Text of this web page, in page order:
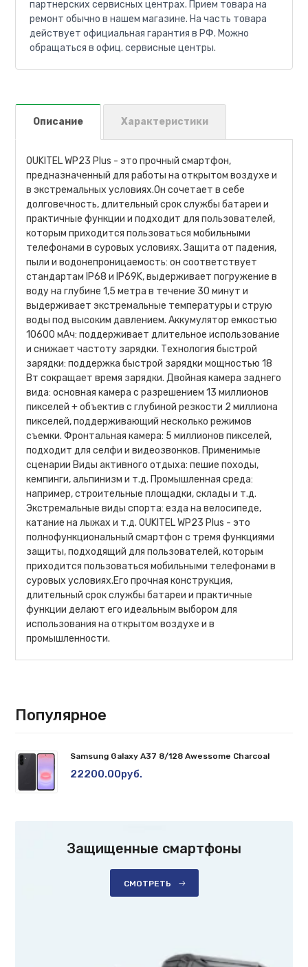
партнерских сервисных центрах. Прием товара на
ремонт обычно в нашем магазине. На часть товара
действует официальная гарантия в РФ. Можно
обращаться в офиц. сервисные центры.
Описание Характеристики
OUKITEL WP23 Plus - это прочный смартфон,
предназначенный для работы на открытом воздухе и
в экстремальных условиях.Он сочетает в себе
долговечность, длительный срок службы батареи и
практичные функции и подходит для пользователей,
которым приходится пользоваться мобильными
телефонами в суровых условиях. Защита от падения,
пыли и водонепроницаемость: он соответствует
стандартам IP68 и IP69K, выдерживает погружение в
воду на глубине 1,5 метра в течение 30 минут и
выдерживает экстремальные температуры и струю
воды под высоким давлением. Аккумулятор емкостью
10600 мАч: поддерживает длительное использование
и снижает частоту зарядки. Технология быстрой
зарядки: поддержка быстрой зарядки мощностью 18
Вт сокращает время зарядки. Двойная камера заднего
вида: основная камера с разрешением 13 миллионов
пикселей + объектив с глубиной резкости 2 миллиона
пикселей, поддерживающий несколько режимов
съемки. Фронтальная камера: 5 миллионов пикселей,
подходит для селфи и видеозвонков. Применимые
сценарии Виды активного отдыха: пешие походы,
кемпинги, альпинизм и т.д. Промышленная среда:
например, строительные площадки, склады и т.д.
Экстремальные виды спорта: езда на велосипеде,
катание на лыжах и т.д. OUKITEL WP23 Plus - это
полнофункциональный смартфон с тремя функциями
защиты, подходящий для пользователей, которым
приходится пользоваться мобильными телефонами в
суровых условиях.Его прочная конструкция,
длительный срок службы батареи и практичные
функции делают его идеальным выбором для
использования на открытом воздухе и в
промышленности.
Популярное
Samsung Galaxy A37 8/128 Awessome Charcoal
22200.00руб.
Защищенные смартфоны
СМОТРЕТЬ